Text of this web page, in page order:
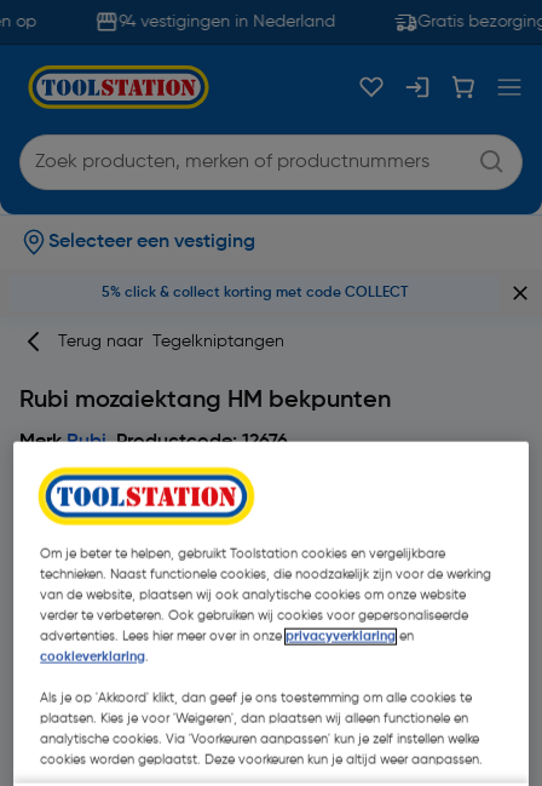
op 94 vestigingen in Nederland Gratis
Selecteer een vestiging
5% click & collect korting met code COLLECT
Terug naar Tegelkniptangen
Rubi mozaiektang HM bekpunten
MerkRubi Productcode: 12676
Om je beter te helpen, gebruikt Toolstation cookies en vergelijkbare
technieken. Naast functionele cookies, die noodzakelijk zijn voor de werking
van de website, plaatsen wij ook analytische cookies om onze website
verder te verbeteren. Ook gebruiken wij cookies voor gepersonaliseerde
advertenties. Lees hier meer over in onzeprivacyverklaring en
cookieverklaring.
Als je op 'Akkoord' klikt, dan geef je ons toestemming om alle cookies te
plaatsen. Kies je voor 'Weigeren', dan plaatsen wij alleen functionele en
analytische cookies. Via 'Voorkeuren aanpassen' kun je zelf instellen welke
cookies worden geplaatst. Deze voorkeuren kun je altijd weer aanpassen.